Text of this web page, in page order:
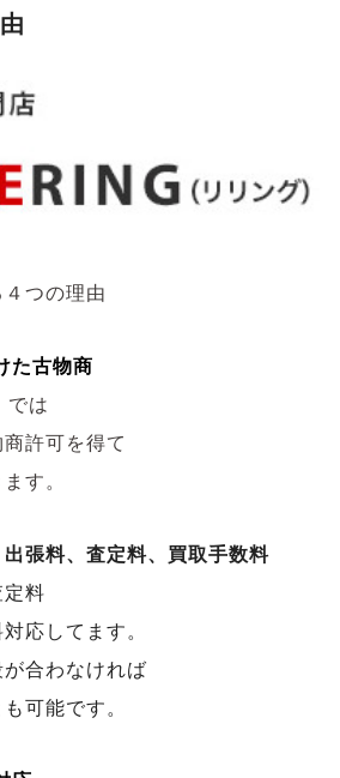
つの理由
た古物商
では
許可を得て
す。
張料、査定料、買取手数料
料
応してます。
合わなければ
可能です。